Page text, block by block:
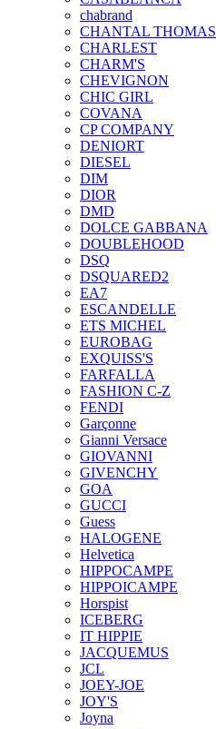
chabrand
CHANTAL THOMAS
CHARLEST
CHARM'S
CHEVIGNON
CHIC GIRL
COVANA
CP COMPANY
DENIORT
DIESEL
DIM
DIOR
DMD
DOLCE GABBANA
DOUBLEHOOD
DSQ
DSQUARED2
EA7
ESCANDELLE
ETS MICHEL
EUROBAG
EXQUISS'S
FARFALLA
FASHION C-Z
FENDI
Garçonne
Gianni Versace
GIOVANNI
GIVENCHY
GOA
GUCCI
Guess
HALOGENE
Helvetica
HIPPOCAMPE
HIPPOICAMPE
Horspist
ICEBERG
IT HIPPIE
JACQUEMUS
JCL
JOEY-JOE
JOY'S
Joyna